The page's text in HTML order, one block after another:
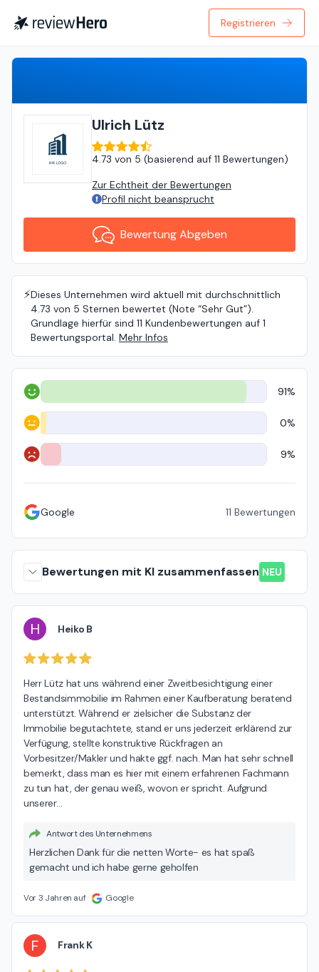
Registrieren
Ulrich Lütz
4.73 von 5 (basierend auf 11 Bewertungen)
Zur Echtheit der Bewertungen
Profil nicht beansprucht
Bewertung Abgeben
⚡️Dieses Unternehmen wird aktuell mit durchschnittlich
4.73 von 5 Sternen bewertet (Note “Sehr Gut”).
Grundlage hierfür sind 11 Kundenbewertungen auf 1
Bewertungsportal. Mehr Infos
Positiv 91%
Neutral 0%
Negativ 9%
Google 11 Bewertungen
Bewertungen mit KI zusammenfassen NEU
H Heiko B
Herr Lütz hat uns während einer Zweitbesichtigung einer
Bestandsimmobilie im Rahmen einer Kaufberatung beratend
unterstützt. Während er zielsicher die Substanz der
Immobilie begutachtete, stand er uns jederzeit erklärend zur
Verfügung, stellte konstruktive Rückfragen an
Vorbesitzer/Makler und hakte ggf. nach. Man hat sehr schnell
bemerkt, dass man es hier mit einem erfahrenen Fachmann
zu tun hat, der genau weiß, wovon er spricht. Aufgrund
unserer…
Antwort des Unternehmens
Herzlichen Dank für die netten Worte- es hat spaß
gemacht und ich habe gerne geholfen
Vor 3 Jahren auf Google
F Frank K